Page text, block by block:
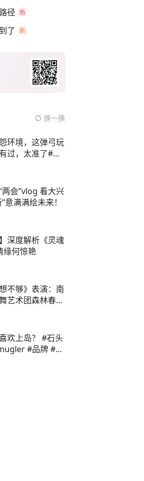
径
了
换一换
环境，这弹弓玩
过，太准了#弹
”vlog 看大兴
意满满绘未来！
深度解析《灵魂
缘何惊艳
不够》表演：南
艺术团森林春红
欢上岛？ #石头
#品牌 #足